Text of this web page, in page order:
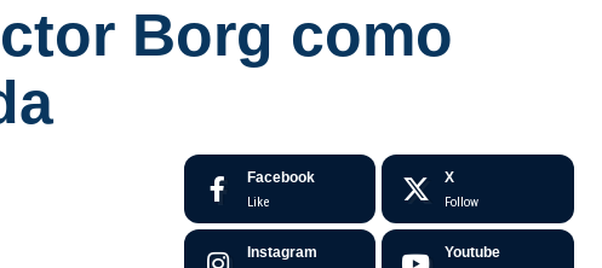
Borg como
Facebook
Like
X
Follow
Instagram Youtube